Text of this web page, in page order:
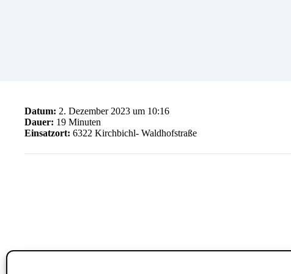
Datum: 2. Dezember 2023 um 10:16
Dauer: 19 Minuten
Einsatzort: 6322 Kirchbichl- Waldhofstraße